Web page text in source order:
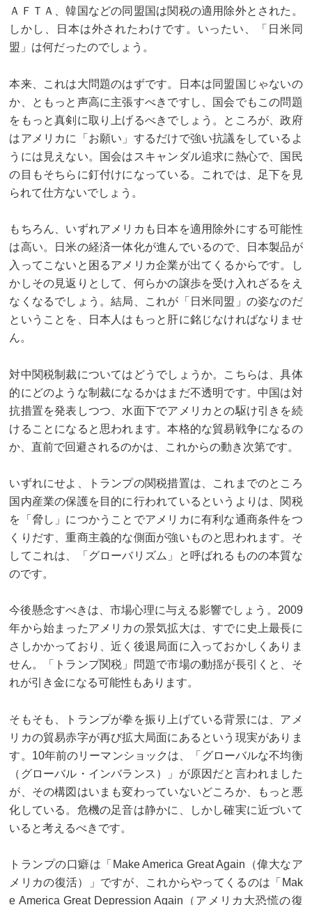
ＡＦＴＡ、韓国などの同盟国は関税の適用除外とされた。
しかし、日本は外されたわけです。いったい、「日米同
盟」は何だったのでしょう。
本来、これは大問題のはずです。日本は同盟国じゃないの
か、ともっと声高に主張すべきですし、国会でもこの問題
をもっと真剣に取り上げるべきでしょう。ところが、政府
はアメリカに「お願い」するだけで強い抗議をしているよ
うには見えない。国会はスキャンダル追求に熱心で、国民
の目もそちらに釘付けになっている。これでは、足下を見
られて仕方ないでしょう。
もちろん、いずれアメリカも日本を適用除外にする可能性
は高い。日米の経済一体化が進んでいるので、日本製品が
入ってこないと困るアメリカ企業が出てくるからです。し
かしその見返りとして、何らかの譲歩を受け入れざるをえ
なくなるでしょう。結局、これが「日米同盟」の姿なのだ
ということを、日本人はもっと肝に銘じなければなりませ
ん。
対中関税制裁についてはどうでしょうか。こちらは、具体
的にどのような制裁になるかはまだ不透明です。中国は対
抗措置を発表しつつ、水面下でアメリカとの駆け引きを続
けることになると思われます。本格的な貿易戦争になるの
か、直前で回避されるのかは、これからの動き次第です。
いずれにせよ、トランプの関税措置は、これまでのところ
国内産業の保護を目的に行われているというよりは、関税
を「脅し」につかうことでアメリカに有利な通商条件をつ
くりだす、重商主義的な側面が強いものと思われます。そ
してこれは、「グローバリズム」と呼ばれるものの本質な
のです。
今後懸念すべきは、市場心理に与える影響でしょう。2009
年から始まったアメリカの景気拡大は、すでに史上最長に
さしかかっており、近く後退局面に入っておかしくありま
せん。「トランプ関税」問題で市場の動揺が長引くと、そ
れが引き金になる可能性もあります。
そもそも、トランプが拳を振り上げている背景には、アメ
リカの貿易赤字が再び拡大局面にあるという現実がありま
す。10年前のリーマンショックは、「グローバルな不均衡
（グローバル・インバランス）」が原因だと言われました
が、その構図はいまも変わっていないどころか、もっと悪
化している。危機の足音は静かに、しかし確実に近づいて
いると考えるべきです。
トランプの口癖は「Make America Great Again（偉大なア
メリカの復活）」ですが、これからやってくるのは「Mak
e America Great Depression Again（アメリカ大恐慌の復